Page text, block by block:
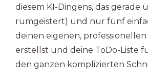
diesem KI-Dingens, das gerade
rumgeistert) und nur fünf
deinen eigenen,
erstellst und deine ToDo-Liste
den ganzen komplizierten